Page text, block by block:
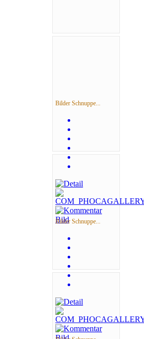
Bilder Schnuppe...
Bilder Schnuppe...